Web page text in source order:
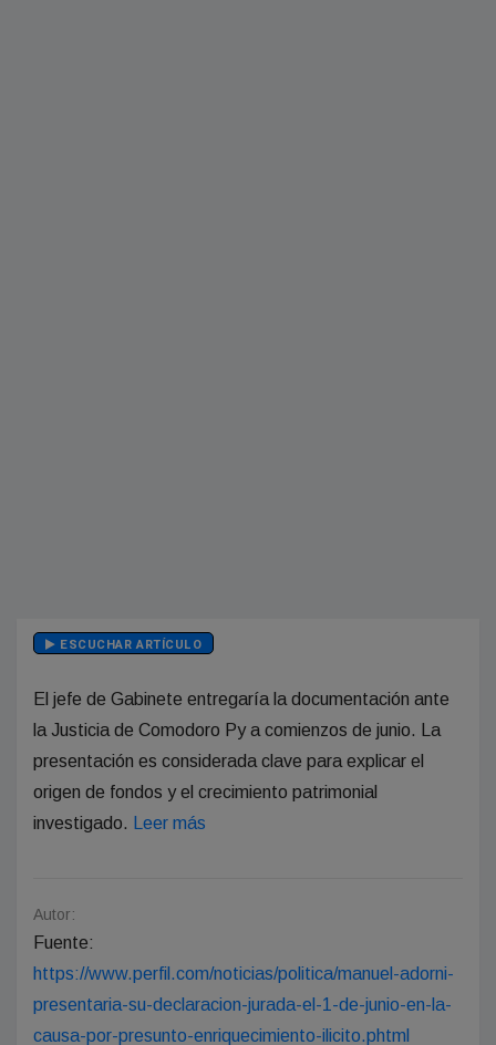
ESCUCHAR ARTÍCULO
El jefe de Gabinete entregaría la documentación ante
la Justicia de Comodoro Py a comienzos de junio. La
presentación es considerada clave para explicar el
origen de fondos y el crecimiento patrimonial
investigado.
Leer más
Autor:
Fuente:
https://www.perfil.com/noticias/politica/manuel-adorni-
presentaria-su-declaracion-jurada-el-1-de-junio-en-la-
causa-por-presunto-enriquecimiento-ilicito.phtml